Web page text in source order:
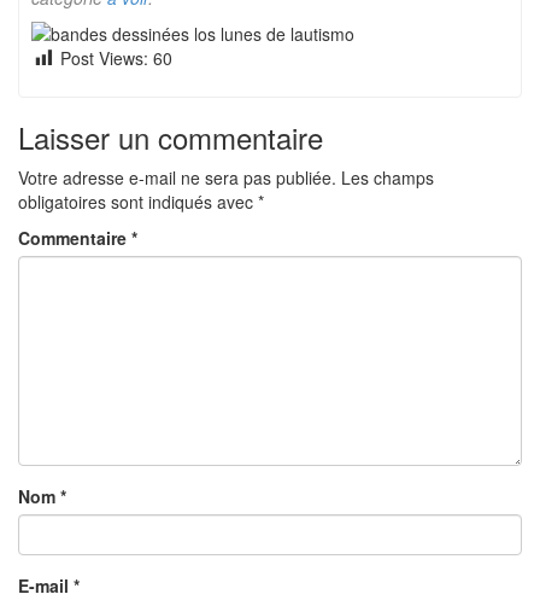
Post Views: 60
Laisser un commentaire
Votre adresse e-mail ne sera pas publiée. Les champs
obligatoires sont indiqués avec *
Commentaire *
Nom *
E-mail *